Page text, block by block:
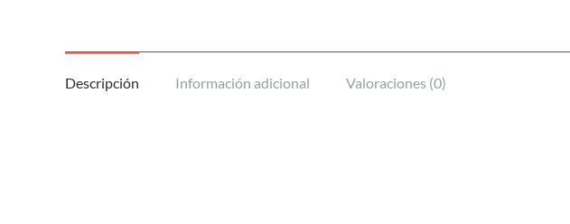
Descripción Información adicional Valoraciones (0)